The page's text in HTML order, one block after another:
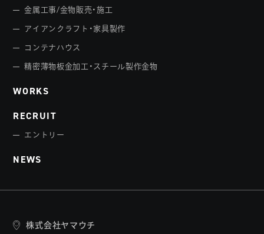
金属工事/金物販売・施工
アイアンクラフト・家具製作
コンテナハウス
精密薄物板金加工・スチール製作金物
WORKS
RECRUIT
エントリー
NEWS
株式会社ヤマウチ